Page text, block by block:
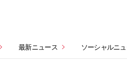
最新ニュース ソーシャルニ